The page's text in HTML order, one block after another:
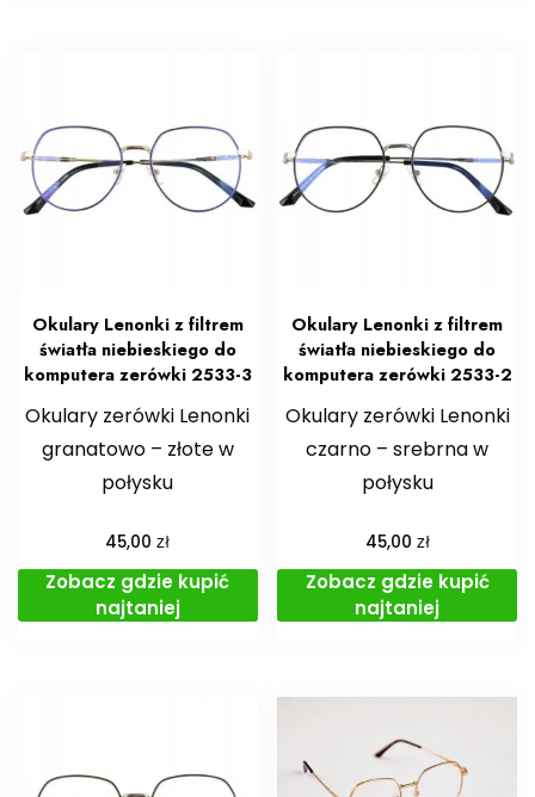
Okulary Lenonki z filtrem
światła niebieskiego do
komputera zerówki 2533-3
Okulary zerówki Lenonki
granatowo – złote w
połysku
45,00zł
Zobacz gdzie kupić
najtaniej
Okulary Lenonki z filtrem
światła niebieskiego do
komputera zerówki 2533-2
Okulary zerówki Lenonki
czarno – srebrna w
połysku
45,00 zł
Zobacz gdzie kupić
najtaniej